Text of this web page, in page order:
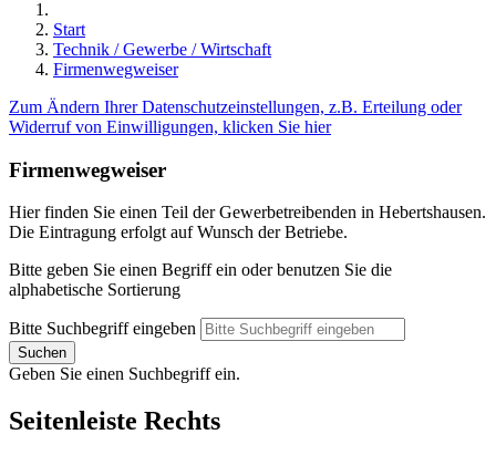
Start
Technik / Gewerbe / Wirtschaft
Firmenwegweiser
Zum Ändern Ihrer Datenschutzeinstellungen, z.B. Erteilung oder
Widerruf von Einwilligungen, klicken Sie hier
Firmenwegweiser
Hier finden Sie einen Teil der Gewerbetreibenden in Hebertshausen.
Die Eintragung erfolgt auf Wunsch der Betriebe.
Bitte geben Sie einen Begriff ein oder benutzen Sie die
alphabetische Sortierung
Bitte Suchbegriff eingeben
Suchen
Geben Sie einen Suchbegriff ein.
Seitenleiste Rechts